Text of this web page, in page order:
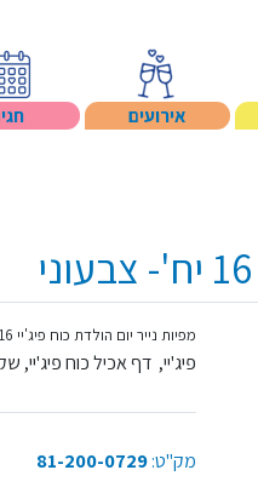
אירועים
מפיות נייר יום הולדת כוח פיג'יי 16 יח'- צבעוני
פיג'יי, דף אכיל כוח פיג'יי,
מק"ט:81-200-0729